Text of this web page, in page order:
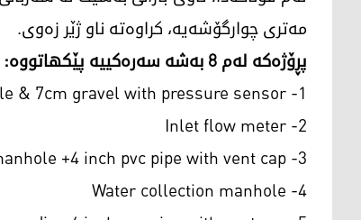
مەتری چوارگۆشەیە، کراوەتە ناو ژێر زەوی.
پڕۆژەکە لەم 8 بەشە سەرەکییە پێکهاتووە:
1- Recharge pit 10m covered by geotextile & 7cm gravel with pressure sensor
2- Inlet flow meter
3- Sedimentation manhole +4 inch pvc pipe with vent cap
4- Water collection manhole